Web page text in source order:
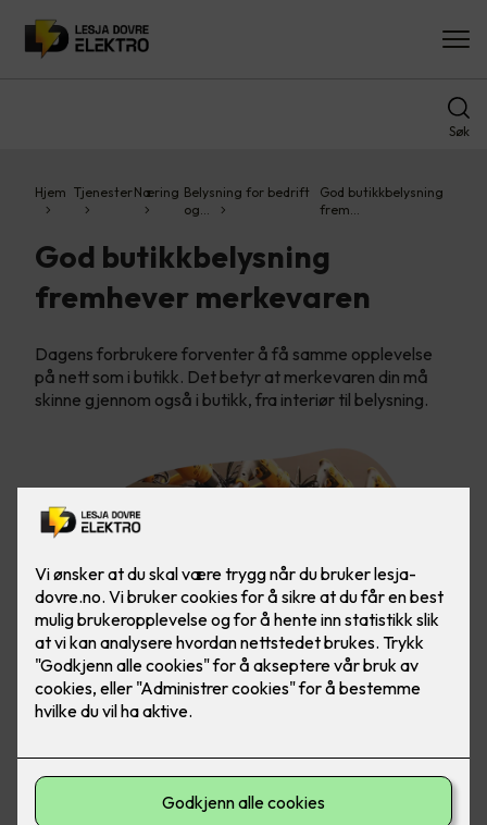
Søk
Hjem TjenesterNæring Belysning for bedrift
og…
God butikkbelysning
frem…
God butikkbelysning
fremhever merkevaren
Dagens forbrukere forventer å få samme opplevelse
på nett som i butikk. Det betyr at merkevaren din må
skinne gjennom også i butikk, fra interiør til belysning.